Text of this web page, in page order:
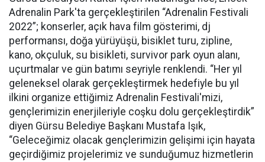
Adrenalin Park'ta gerçekleştirilen “Adrenalin Festivali
2022”; konserler, açık hava film gösterimi, dj
performansı, doğa yürüyüşü, bisiklet turu, zipline,
kano, okçuluk, su bisikleti, survivor park oyun alanı,
uçurtmalar ve gün batımı seyriyle renklendi. “Her yıl
geleneksel olarak gerçekleştirmek hedefiyle bu yıl
ilkini organize ettiğimiz Adrenalin Festivali'mizi,
gençlerimizin enerjileriyle coşku dolu gerçekleştirdik”
diyen Gürsu Belediye Başkanı Mustafa Işık,
“Geleceğimiz olacak gençlerimizin gelişimi için hayata
geçirdiğimiz projelerimiz ve sunduğumuz hizmetlerin